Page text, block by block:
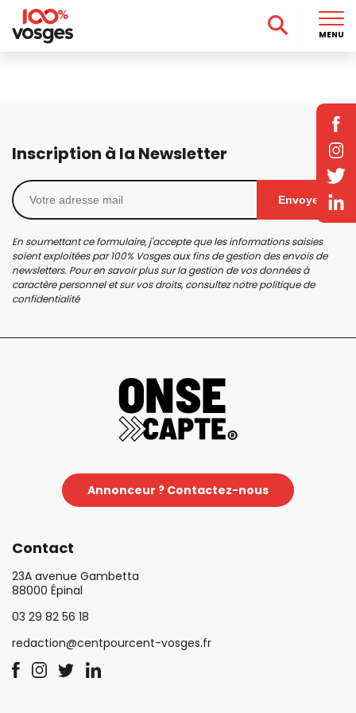
Inscription à la Newsletter
Envoyer
En soumettant ce formulaire, j'accepte que les informations saisies
soient exploitées par 100% Vosges aux fins de gestion des envois de
newsletters. Pour en savoir plus sur la gestion de vos données à
caractère personnel et sur vos droits, consultez notrepolitique de
confidentialité
Annonceur ? Contactez-nous
Contact
23A avenue Gambetta
88000 Épinal
03 29 82 56 18
redaction@centpourcent-vosges.fr
MENU